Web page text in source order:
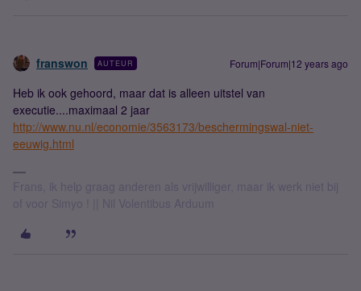
franswon AUTEUR Forum|Forum|12 years ago
Heb ik ook gehoord, maar dat is alleen uitstel van
executie....maximaal 2 jaar
http://www.nu.nl/economie/3563173/beschermingswal-niet-
eeuwig.html
Frans, ik help graag anderen als vrijwilliger, maar ik werk niet bij
of voor Simyo ! || Nil Volentibus Arduum